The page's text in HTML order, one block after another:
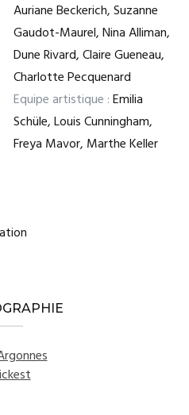
Auriane Beckerich, Suzanne
Gaudot-Maurel, Nina Alliman,
Dune Rivard, Claire Gueneau,
Charlotte Pecquenard
Equipe artistique :Emilia
Schüle, Louis Cunningham,
Freya Mavor, Marthe Keller